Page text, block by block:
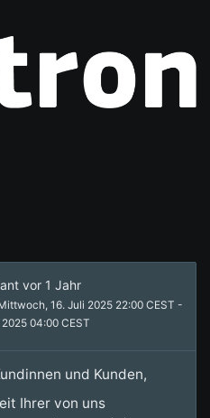
vor 1 Jahr
16. Juli 2025 22:00 CEST -
04:00 CEST
und Kunden,
Ihrer von uns